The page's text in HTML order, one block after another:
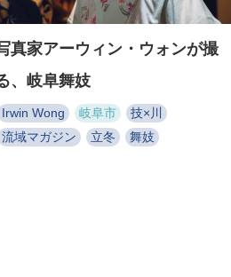
真家アーウィン・ウォンが撮
、岐阜舞妓
Irwin Wong 岐阜市
技×川
流域マガジン
立冬 舞妓